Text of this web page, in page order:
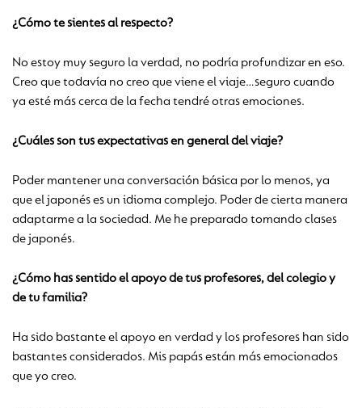
¿Cómo te sientes al respecto?
No estoy muy seguro la verdad, no podría profundizar en eso.
Creo que todavía no creo que viene el viaje…seguro cuando
ya esté más cerca de la fecha tendré otras emociones.
¿Cuáles son tus expectativas en general del viaje?
Poder mantener una conversación básica por lo menos, ya
que el japonés es un idioma complejo. Poder de cierta manera
adaptarme a la sociedad. Me he preparado tomando clases
de japonés.
¿Cómo has sentido el apoyo de tus profesores, del colegio y
de tu familia?
Ha sido bastante el apoyo en verdad y los profesores han sido
bastantes considerados. Mis papás están más emocionados
que yo creo.